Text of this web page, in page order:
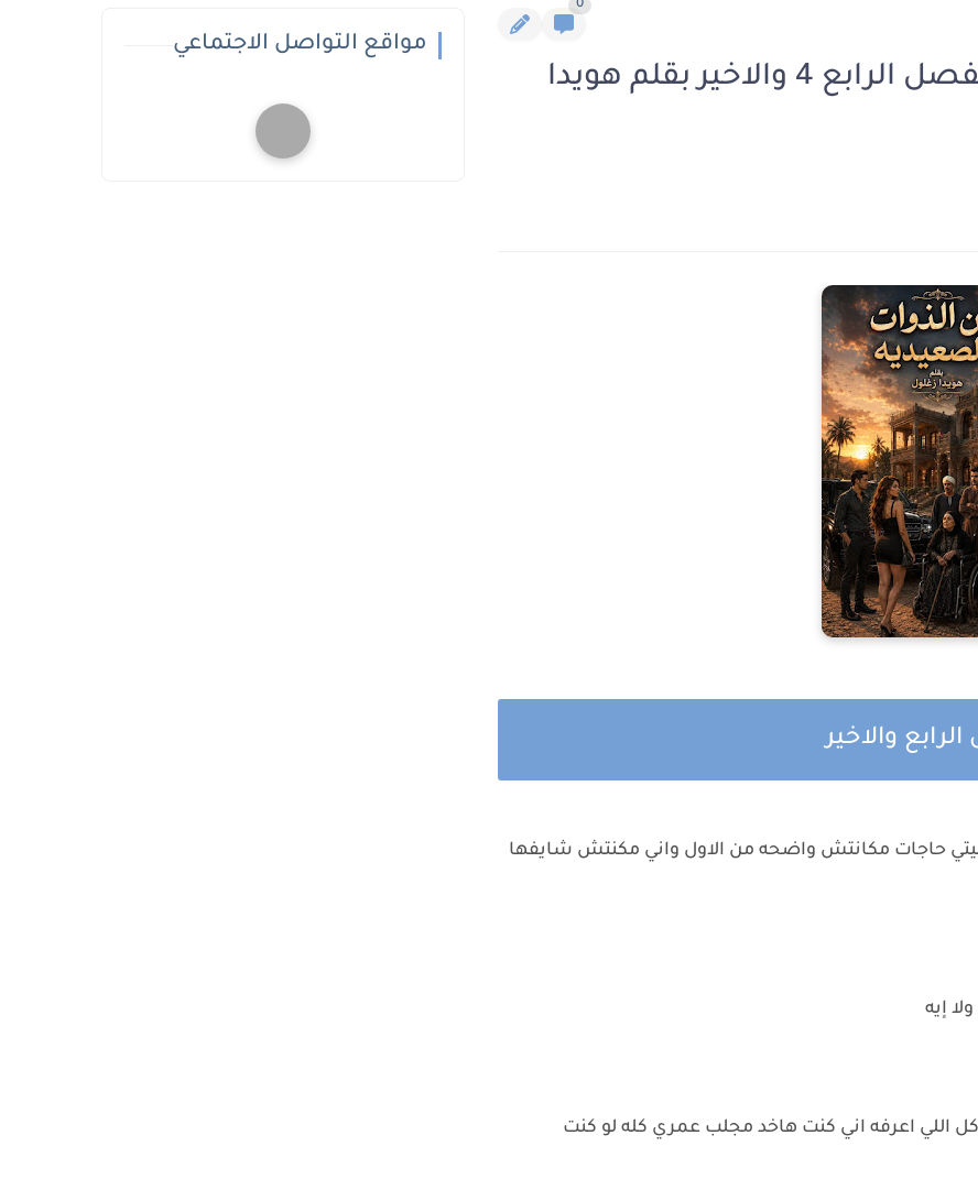
0
رواية ابن الذوات والصعيدية الفصل الرابع 4 والاخير بقلم هويدا
والاخير
حاجات مكانتش واضحه من الاول واني مكنتش شايفها
إيه
كل اللي اعرفه اني كنت هاخد مجلب عمري كله لو كنت
مواقع التواصل الاجتماعي